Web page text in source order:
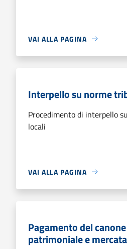
VAI ALLA PAGINA
Interpello su norme
Procedimento di interpello
locali
VAI ALLA PAGINA
Pagamento del
patrimoniale e